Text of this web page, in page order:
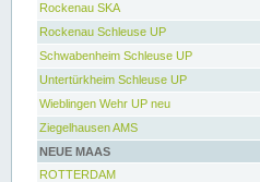
Rockenau SKA
Rockenau Schleuse UP
Schwabenheim Schleuse UP
Untertürkheim Schleuse UP
Wieblingen Wehr UP neu
Ziegelhausen AMS
NEUE MAAS
ROTTERDAM